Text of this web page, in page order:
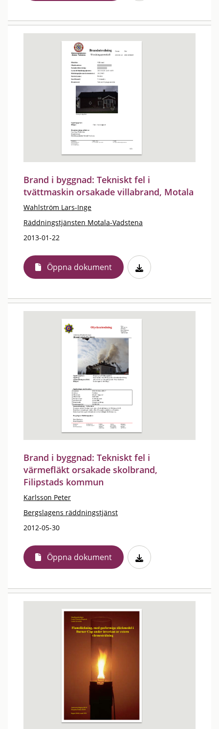
Brand i byggnad: Tekniskt fel i
tvättmaskin orsakade villabrand, Motala
Wahlström Lars-Inge
Räddningstjänsten Motala-Vadstena
2013-01-22
Öppna dokument
Brand i byggnad: Tekniskt fel i
värmefläkt orsakade skolbrand,
Filipstads kommun
Karlsson Peter
Bergslagens räddningstjänst
2012-05-30
Öppna dokument